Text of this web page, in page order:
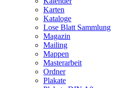
Karten
Kataloge
Lose Blatt Sammlung
Magazin
Mailing
Mappen
Masterarbeit
Ordner
Plakate